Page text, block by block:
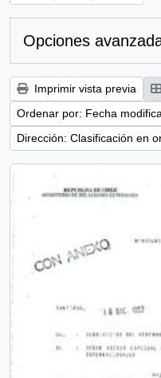
Opciones
Imprimir vista previa
Ordenar por: Fecha
Dirección: Clasificación en